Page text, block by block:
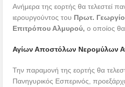
Ανήμερα της εορτής θα τελεστεί
ιερουργούντος του Πρωτ.
Επιτρόπου Αλμυρού, ο οποίος θα
Αγίων Αποστόλων Νερομύλων
Την παραμονή της εορτής θα
Πανηγυρικός Εσπερινός,